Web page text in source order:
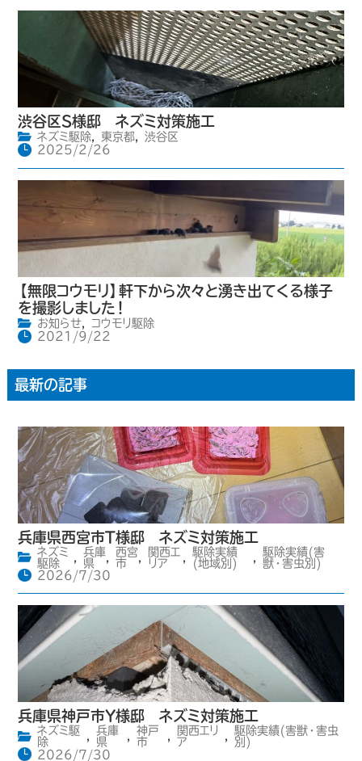
渋谷区S様邸 ネズミ対策施工
ネズミ駆除, 東京都,
渋谷区
2025/2/26
【無限コウモリ】軒下から次々と湧き出てくる様子
を撮影しました！
お知らせ,
コウモリ駆除
2021/9/22
最新の記事
兵庫県西宮市T様邸 ネズミ対策施工
ネズミ
駆除
兵庫
県
,
西宮
市
関西エ
リア
駆除実績
(地域別)
駆除実績(害
獣・害虫別)
2026/7/30
兵庫県神戸市Y様邸 ネズミ対策施工
ネズミ駆
除
,
兵庫
県
,
神戸
市
,
関西エリ
ア
,
駆除実績(害獣・害虫
別)
2026/7/30